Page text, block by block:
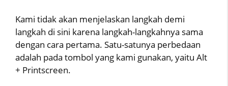
Kami tidak akan menjelaskan langkah demi
langkah di sini karena langkah-langkahnya sama
dengan cara pertama. Satu-satunya perbedaan
adalah pada tombol yang kami gunakan, yaitu Alt
+ Printscreen.